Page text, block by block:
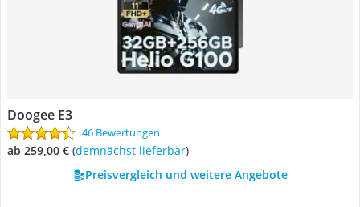
Doogee E3
46 Bewertungen
ab 259,00 € ( Demnächst lieferbar)
Preisvergleich und weitere Angebote